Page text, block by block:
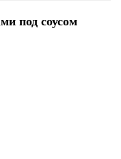
под соусом